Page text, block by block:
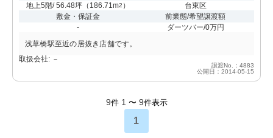
地上5階/ 56.48坪（ 186.71m2 ）
台東区
敷金・保証金
-
前業態/希望譲渡額
ダーツバー/0万円
浅草橋駅至近の居抜き店舗です。
取扱会社: －
譲渡No.：4883
公開日：2014-05-15
9件 1 〜 9件表示
1